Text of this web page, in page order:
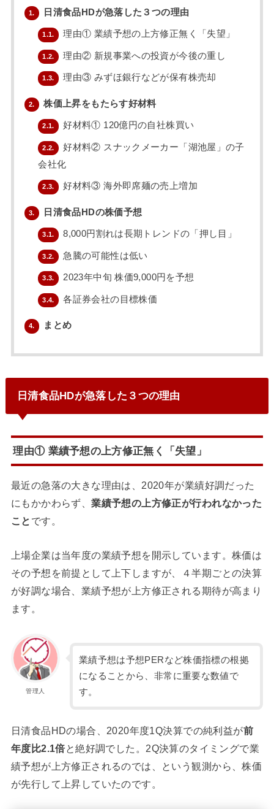
1. 日清食品HDが急落した３つの理由
1.1. 理由① 業績予想の上方修正無く「失望」
1.2. 理由② 新規事業への投資が今後の重し
1.3. 理由③ みずほ銀行などが保有株売却
2. 株価上昇をもたらす好材料
2.1. 好材料① 120億円の自社株買い
2.2.
好材料② スナックメーカー「湖池屋」の子
会社化
2.3. 好材料③ 海外即席麺の売上増加
3. 日清食品HDの株価予想
3.1. 8,000円割れは長期トレンドの「押し目」
3.2. 急騰の可能性は低い
3.3. 2023年中旬 株価9,000円を予想
3.4. 各証券会社の目標株価
4. まとめ
日清食品HDが急落した３つの理由
理由① 業績予想の上方修正無く「失望」
最近の急落の大きな理由は、2020年が業績好調だった
にもかかわらず、業績予想の上方修正が行われなかった
こと です。
上場企業は当年度の業績予想を開示しています。株価は
その予想を前提として上下しますが、４半期ごとの決算
が好調な場合、業績予想が上方修正される期待が高まり
ます。
管理人
業績予想は予想PERなど株価指標の根拠
になることから、非常に重要な数値で
す。
日清食品HDの場合、2020年度1Q決算での純利益が前
年度比2.1倍と絶好調でした。2Q決算のタイミングで業
績予想が上方修正されるのでは、という観測から、株価
が先行して上昇していたのです。